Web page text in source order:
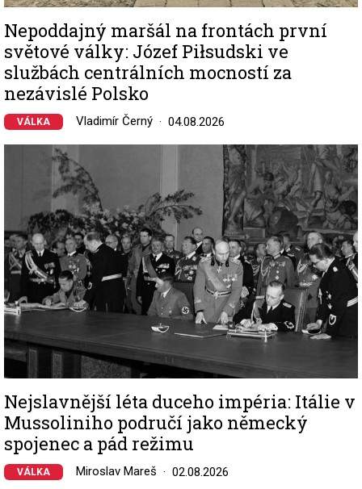
Nepoddajný maršál na frontách první
světové války: Józef Piłsudski ve
službách centrálních mocností za
nezávislé Polsko
VÁLKA Vladimír Černý 04.08.2026
Nejslavnější léta duceho impéria: Itálie v
Mussoliniho područí jako německý
spojenec a pád režimu
VÁLKA Miroslav Mareš 02.08.2026